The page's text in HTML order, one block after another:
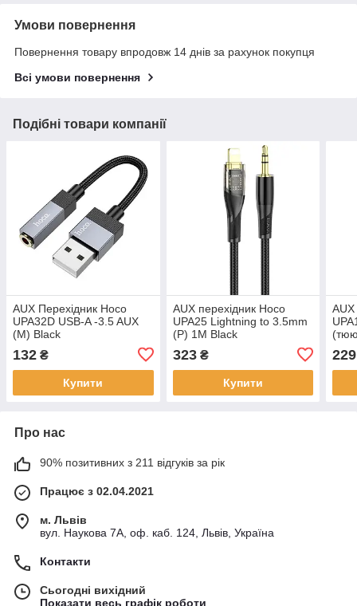
Умови повернення
Повернення товару впродовж 14 днів за рахунок покупця
Всі умови повернення
Подібні товари компанії
AUX Перехідник Hoco
UPA32D USB-A -3.5 AUX
(M) Black
132 ₴
Купити
AUX перехідник Hoco
UPA25 Lightning to 3.5mm
(P) 1M Black
323₴
Купити
229
Про нас
90% позитивних з 211 відгуків за рік
Працює з 02.04.2021
м. Львів
вул. Наукова 7А, оф. каб. 124, Львів, Україна
Контакти
Сьогодні вихідний
Показати весь графік роботи